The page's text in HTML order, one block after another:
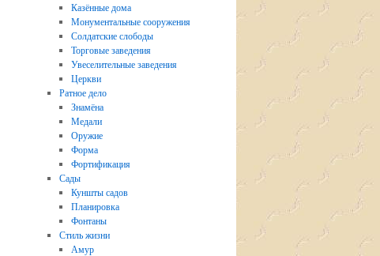
Казённые дома
Монументальные сооружения
Солдатские слободы
Торговые заведения
Увеселительные заведения
Церкви
Ратное дело
Знамёна
Медали
Оружие
Форма
Фортификация
Сады
Куншты садов
Планировка
Фонтаны
Стиль жизни
Амур